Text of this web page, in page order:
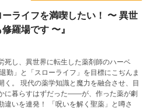
ーライフを満喫したい！ 〜 異世
羅場です 〜』
死し、異世界に転生した薬剤師のハーベ
勤」と「スローライフ」を目標にこぢんま
融合させ、目
に暮らすはずだった――が、作った薬が劇
呪いを解く聖薬」と噂さ